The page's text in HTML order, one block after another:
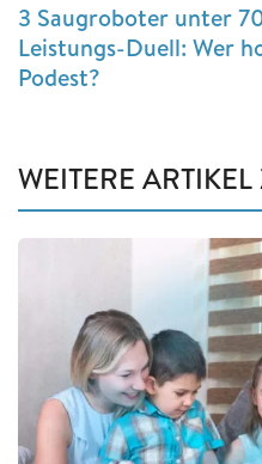
3 Saugroboter unter
Leistungs-Duell: Wer
Podest?
WEITERE